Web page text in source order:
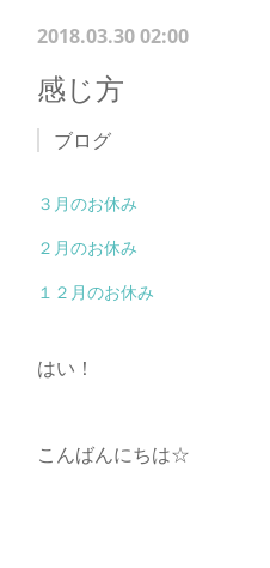
2018.03.30 02:00
感じ方
ブログ
３月のお休み
２月のお休み
１２月のお休み
はい！
こんばんにちは☆